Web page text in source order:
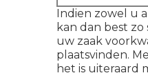
Indien zowel u
kan dan best
uw zaak
plaatsvinden.
het is uiteraard